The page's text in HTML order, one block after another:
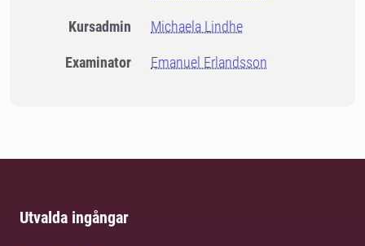
Kursadmin Michaela Lindhe
Examinator Emanuel Erlandsson
Utvalda ingångar